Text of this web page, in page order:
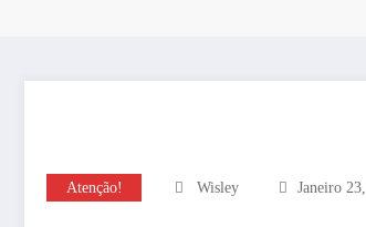
Atenção! Wisley Janeiro